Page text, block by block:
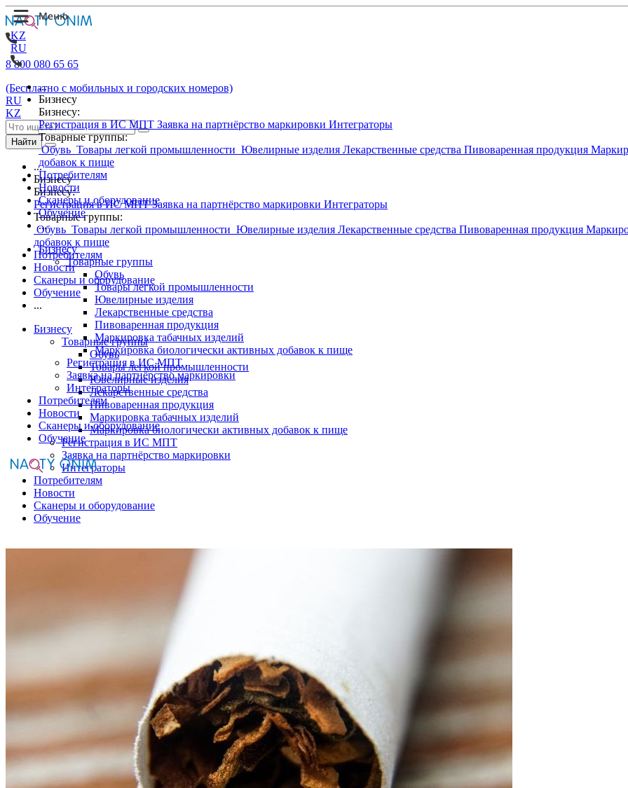
KZ
RU
...
Бизнесу
Бизнесу:
Регистрация в ИС МПТ Заявка на партнёрство маркировки Интеграторы
Товарные группы:
Обувь Товары легкой промышленности Ювелирные изделия Лекарственные средства Пивоваренная продукция
добавок к пище
Потребителям
Новости
Сканеры и оборудование
Обучение
...
Бизнесу
Товарные группы
Обувь
Товары легкой промышленности
Ювелирные изделия
Лекарственные средства
Пивоваренная продукция
Маркировка табачных изделий
Маркировка биологически активных добавок к пище
Регистрация в ИС МПТ
Заявка на партнёрство маркировки
Интеграторы
Потребителям
Новости
Сканеры и оборудование
Обучение
8 800 080 65 65
(Бесплатно с мобильных и городских номеров)
RU
KZ
Найти
...
Бизнесу
Бизнесу:
Регистрация в ИС МПТЗаявка на партнёрство маркировки Интеграторы
Товарные группы:
Обувь Товары легкой промышленности Ювелирные изделия Лекарственные средства Пивоваренная продукция
добавок к пище
Потребителям
Новости
Сканеры и оборудование
Обучение
...
Бизнесу
Товарные группы
Обувь
Товары легкой промышленности
Ювелирные изделия
Лекарственные средства
Пивоваренная продукция
Маркировка табачных изделий
Маркировка биологически активных добавок к пище
Регистрация в ИС МПТ
Заявка на партнёрство маркировки
Интеграторы
Потребителям
Новости
Сканеры и оборудование
Обучение